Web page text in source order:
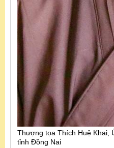
Thượng tọa Thích Huệ Khai,
tỉnh Đồng Nai